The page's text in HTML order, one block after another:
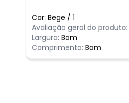
Cor: Bege / 1
Avaliação geral do produto:
Largura: Bom
Comprimento: Bom